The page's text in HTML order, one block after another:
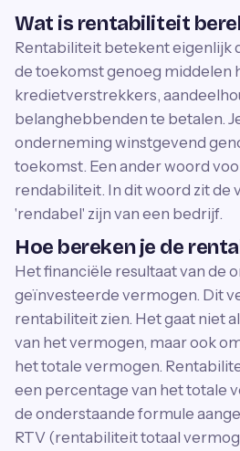
Wat is rentabiliteit
Rentabiliteit betekent eigenlijk
de toekomst genoeg middelen
kredietverstrekkers,
belanghebbenden te betalen.
onderneming winstgevend
toekomst. Een ander woord
rendabiliteit. In dit woord zit de
'rendabel' zijn van een bedrijf.
Hoe bereken je de
Het financiële resultaat van de
geïnvesteerde vermogen. Dit
rentabiliteit zien. Het gaat niet
van het vermogen, maar ook
het totale vermogen.
een percentage van het totale
de onderstaande formule
RTV (rentabiliteit totaal